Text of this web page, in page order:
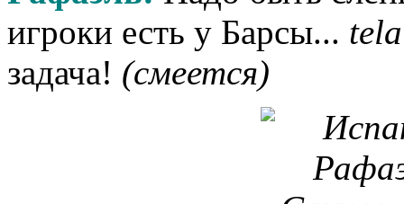
игроки есть у Барсы...
задача! (смеется)